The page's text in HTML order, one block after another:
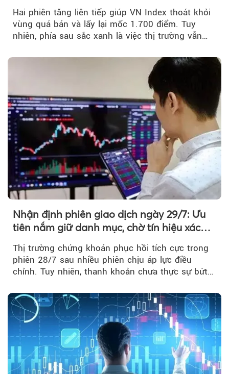
Hai phiên tăng liên tiếp giúp VN Index thoát khỏi
vùng quá bán và lấy lại mốc 1.700 điểm. Tuy
nhiên, phía sau sắc xanh là việc thị trường vẫn
tiền vẫn chưa thực sự trở lại.
Nhận định phiên giao dịch ngày 29/7: Ưu
tiên nắm giữ danh mục, chờ tín hiệu xác
Thị trường chứng khoán phục hồi tích cực trong
phiên 28/7 sau nhiều phiên chịu áp lực điều
chỉnh. Tuy nhiên, thanh khoản chưa thực sự bứt